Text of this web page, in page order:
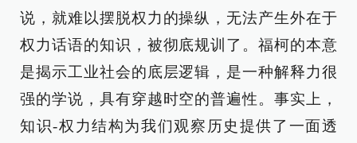
说，就难以摆脱权力的操纵，无法产生外在于
权力话语的知识，被彻底规训了。福柯的本意
是揭示工业社会的底层逻辑，是一种解释力很
强的学说，具有穿越时空的普遍性。事实上，
知识-权力结构为我们观察历史提供了一面透